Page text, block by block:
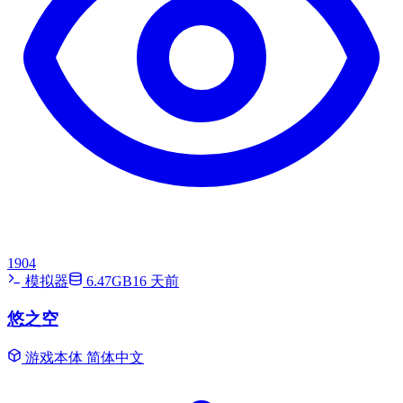
1904
模拟器
6.47GB16 天前
悠之空
游戏本体 简体中文